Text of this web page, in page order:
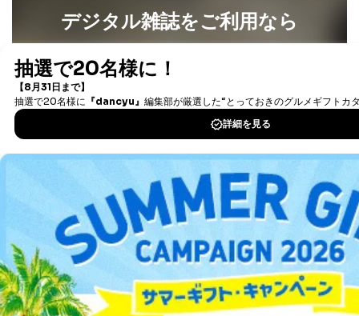
デジタル雑誌をご利用なら
書籍）が無料で読み放題！
DOWNLOAD FOR IOS
DOWNLOAD FOR ANDROID
ご利用方法はこちら
総合案内